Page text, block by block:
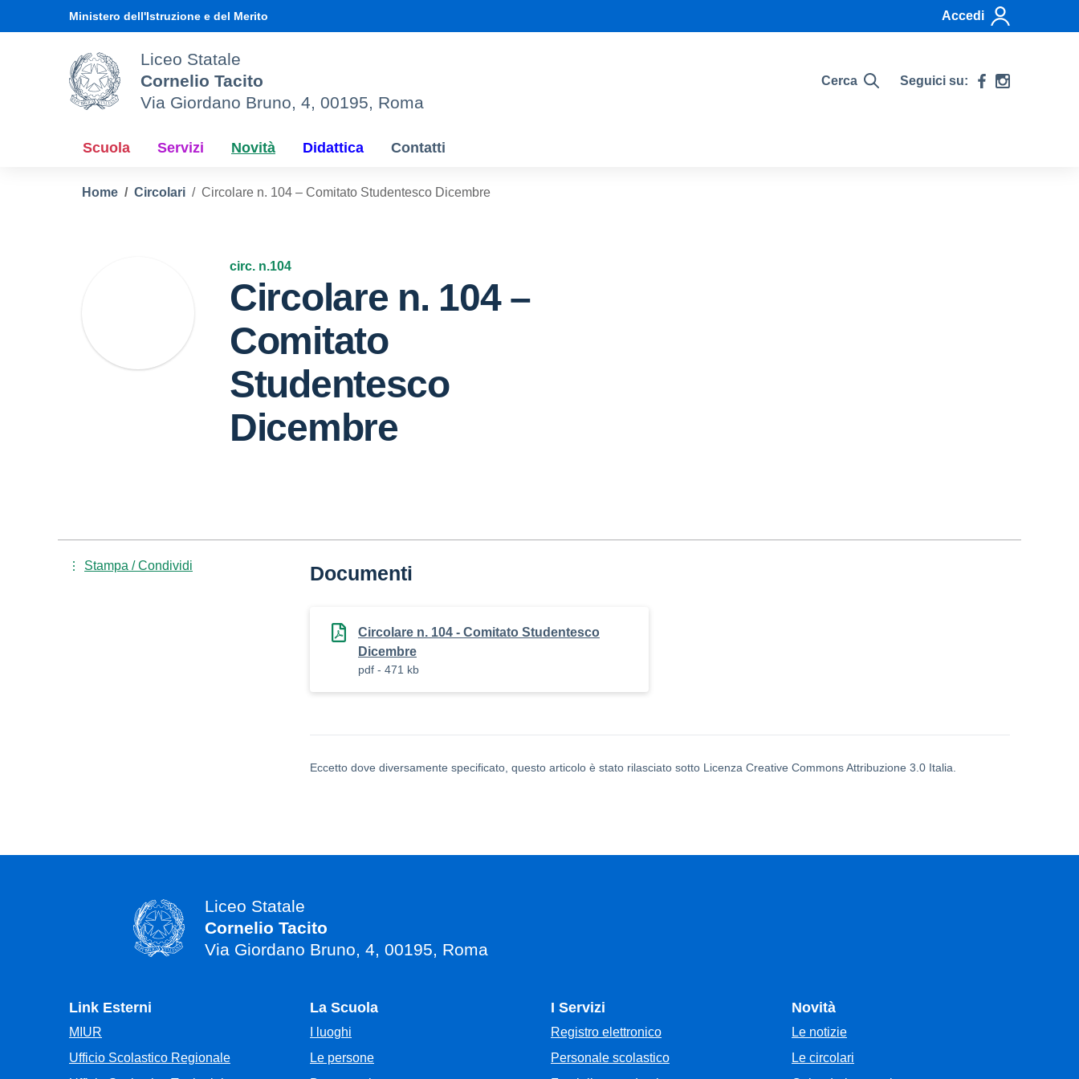
Ministero dell'Istruzione e del Merito Accedi
Liceo Statale
Cornelio Tacito
Via Giordano Bruno, 4, 00195, Roma
Cerca Seguici su:
Scuola Servizi Novità Didattica Contatti
Home Circolari Circolare n. 104 – Comitato Studentesco Dicembre
circ. n.104
Circolare n. 104 –
Comitato
Studentesco
Dicembre
Documenti
Circolare n. 104 - Comitato Studentesco
Dicembre
pdf - 471 kb
Eccetto dove diversamente specificato, questo articolo è stato rilasciato sotto Licenza Creative Commons Attribuzione 3.0 Italia.
Stampa / Condividi
Liceo Statale
Cornelio Tacito
Via Giordano Bruno, 4, 00195, Roma
Link Esterni
MIUR
Ufficio Scolastico Regionale
La Scuola
I luoghi
Le persone
I Servizi
Registro elettronico
Personale scolastico
Novità
Le notizie
Le circolari